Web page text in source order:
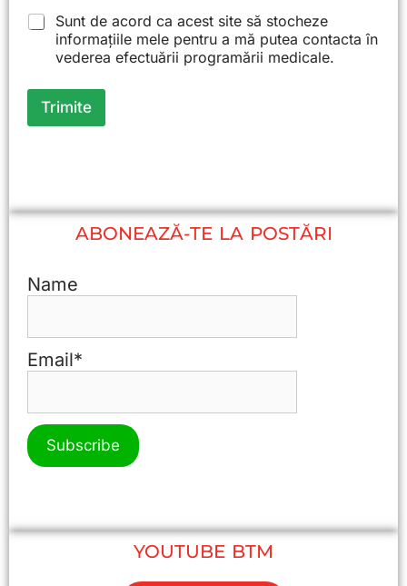
Sunt de acord ca acest site să stocheze
informațiile mele pentru a mă putea contacta în
vederea efectuării programării medicale.
Trimite
ABONEAZĂ-TE LA POSTĂRI
Name
Email*
YOUTUBE BTM